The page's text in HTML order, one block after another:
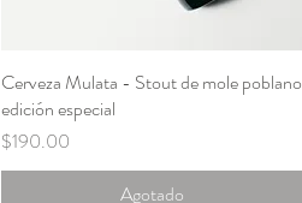
Cerveza Mulata - Stout de mole poblano
edición especial
Precio
$190.00
Agotado